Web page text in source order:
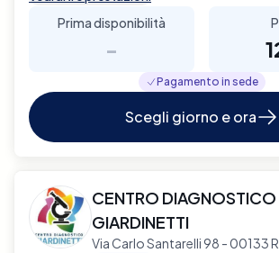
Prima disponibilità
-
Pagamento in sede
Scegli giorno e ora
CENTRO DIAGNOSTICO
GIARDINETTI
Via Carlo Santarelli 98 - 00133